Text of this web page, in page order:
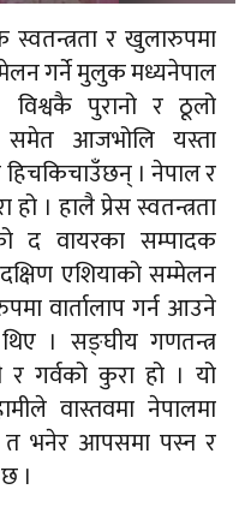
र खुलारुपमा
गर्ने मुलुक मध्यनेपाल
विश्वकै पुरानो र ठूलो
समेत आजभोलि यस्ता
। नेपाल र
हो । हालै प्रेस स्वतन्त्रता
द वायरका सम्पादक
दक्षिण एशियाको सम्मेलन
वार्तालाप गर्न आउने
। सङ्घीय गणतन्त्र
गर्वको कुरा हो । यो
वास्तवमा नेपालमा
भनेर आपसमा पस्न र
।